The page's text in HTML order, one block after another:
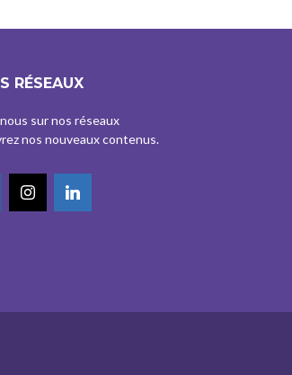
RÉSEAUX
sur nos réseaux
nos nouveaux contenus.